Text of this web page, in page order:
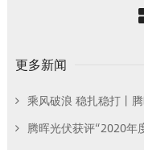
更多新闻
乘风破浪 稳扎稳打丨腾晖光伏亮相2021第十六届
腾晖光伏获评“2020年度中国